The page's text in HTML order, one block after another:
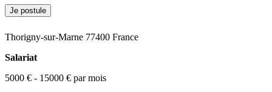
Je postule
Thorigny-sur-Marne 77400 France
Salariat
5000 € - 15000 € par mois